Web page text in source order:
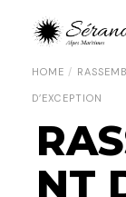
HOME
D’EXCEPTION
NT